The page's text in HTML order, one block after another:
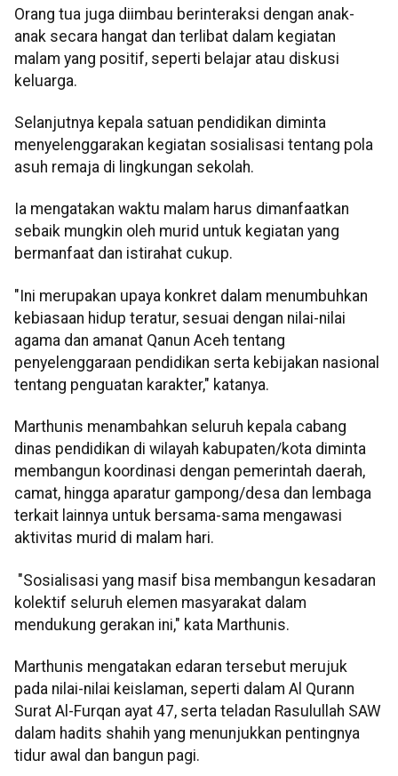
Orang tua juga diimbau berinteraksi dengan anak-
anak secara hangat dan terlibat dalam kegiatan
malam yang positif, seperti belajar atau diskusi
keluarga.
Selanjutnya kepala satuan pendidikan diminta
menyelenggarakan kegiatan sosialisasi tentang pola
asuh remaja di lingkungan sekolah.
Ia mengatakan waktu malam harus dimanfaatkan
sebaik mungkin oleh murid untuk kegiatan yang
bermanfaat dan istirahat cukup.
"Ini merupakan upaya konkret dalam menumbuhkan
kebiasaan hidup teratur, sesuai dengan nilai-nilai
agama dan amanat Qanun Aceh tentang
penyelenggaraan pendidikan serta kebijakan nasional
tentang penguatan karakter," katanya.
Marthunis menambahkan seluruh kepala cabang
dinas pendidikan di wilayah kabupaten/kota diminta
membangun koordinasi dengan pemerintah daerah,
camat, hingga aparatur gampong/desa dan lembaga
terkait lainnya untuk bersama-sama mengawasi
aktivitas murid di malam hari.
"Sosialisasi yang masif bisa membangun kesadaran
kolektif seluruh elemen masyarakat dalam
mendukung gerakan ini," kata Marthunis.
Marthunis mengatakan edaran tersebut merujuk
pada nilai-nilai keislaman, seperti dalam Al Qurann
Surat Al-Furqan ayat 47, serta teladan Rasulullah SAW
dalam hadits shahih yang menunjukkan pentingnya
tidur awal dan bangun pagi.